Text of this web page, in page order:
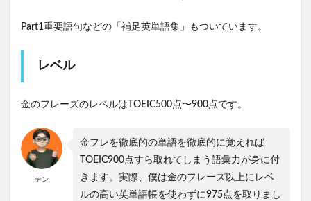
Part1重要語句などの「補足英単語集」もついています。
レベル
金のフレーズのレベルはTOEIC500点〜900点です。
テン
金フレを徹底的の単語を徹底的に覚えれば
TOEIC900点すら取れてしまう語彙力が身に付
きます。実際、僕は金のフレーズ以上にレベ
ルの高い英単語帳を使わずに975点を取りまし